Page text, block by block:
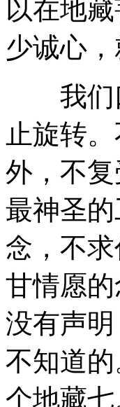
以在地
少诚心
我们口
止旋转
外，不
最神圣
念，不
甘情愿
没有声
不知道
个地藏七